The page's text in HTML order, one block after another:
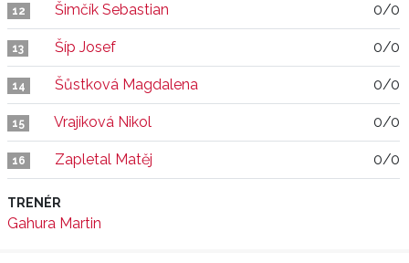
12 Šimčík Sebastian 0/0
13 Šíp Josef 0/0
14 Šůstková Magdalena 0/0
15 Vrajíková Nikol 0/0
16 Zapletal Matěj 0/0
TRENÉR
Gahura Martin